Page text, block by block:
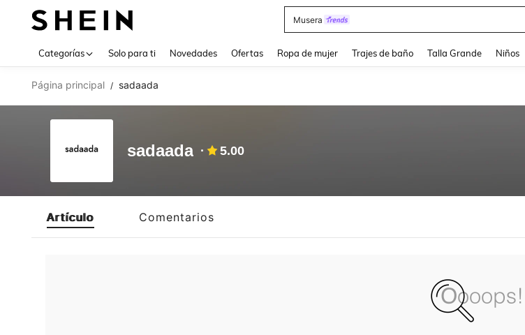
Musera
Categorías Solo para ti Novedades Ofertas Ropa de mujer Trajes de baño Talla Grande Niños
Página principal / sadaada
sadaada 5.00
Artículo Comentarios